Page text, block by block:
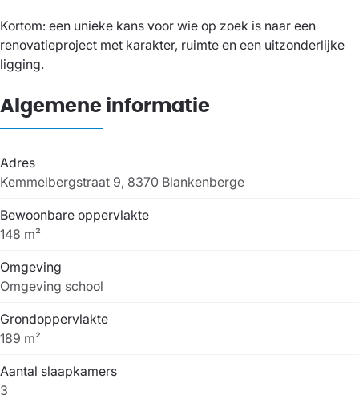
Kortom: een unieke kans voor wie op zoek is naar een
renovatieproject met karakter, ruimte en een uitzonderlijke
ligging.
Algemene informatie
Adres
Kemmelbergstraat 9, 8370 Blankenberge
Bewoonbare oppervlakte
148 m²
Omgeving
Omgeving school
Grondoppervlakte
189 m²
Aantal slaapkamers
3